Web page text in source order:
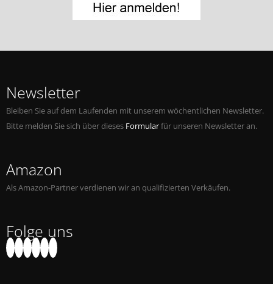
Newsletter
Bleiben Sie auf dem Laufenden mit unserem wöchentlichen Newsletter.
Bitte melden Sie sich über dieses Formularfür unseren Newsletter an.
Amazon
Als Amazon-Partner verdienen wir an qualifizierten Verkäufen.
Folge uns